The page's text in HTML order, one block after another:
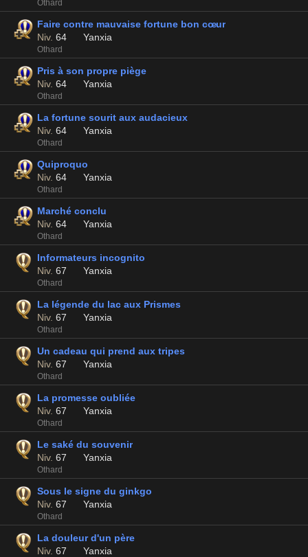
Othard
Faire contre mauvaise fortune bon cœur
Niv. 64 Yanxia
Othard
Pris à son propre piège
Niv. 64 Yanxia
Othard
La fortune sourit aux audacieux
Niv. 64 Yanxia
Othard
Quiproquo
Niv. 64 Yanxia
Othard
Marché conclu
Niv. 64 Yanxia
Othard
Informateurs incognito
Niv. 67 Yanxia
Othard
La légende du lac aux Prismes
Niv. 67 Yanxia
Othard
Un cadeau qui prend aux tripes
Niv. 67 Yanxia
Othard
La promesse oubliée
Niv. 67 Yanxia
Othard
Le saké du souvenir
Niv. 67 Yanxia
Othard
Sous le signe du ginkgo
Niv. 67 Yanxia
Othard
La douleur d'un père
Niv. 67 Yanxia